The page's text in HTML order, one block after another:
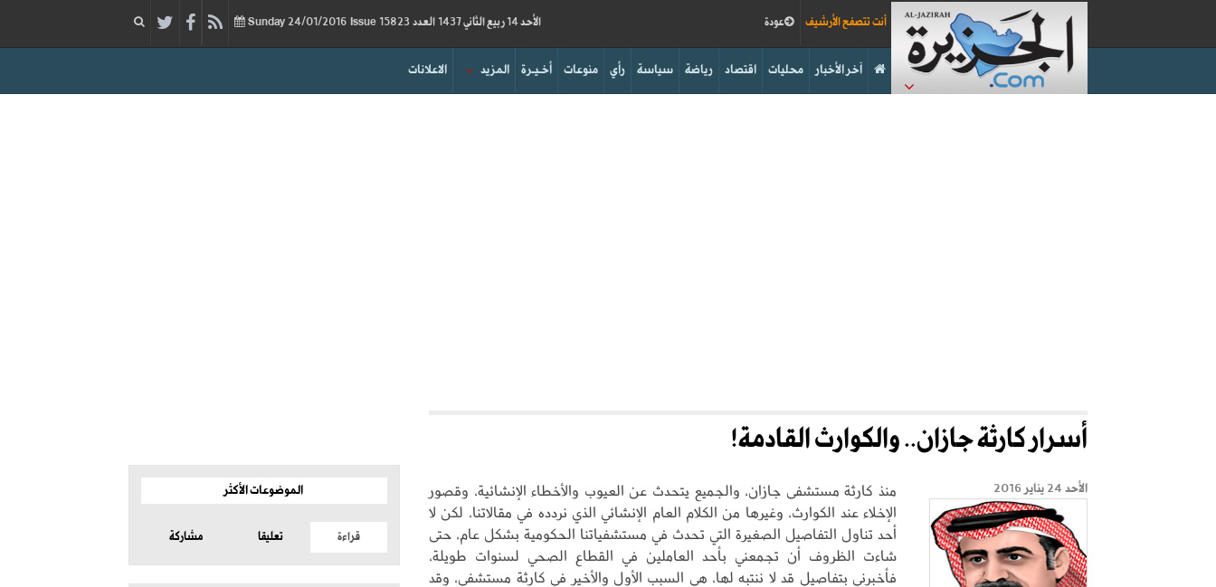
الأحد 14 ربيع الثاني 1437 العدد 15823 24/01/2016 Issue عودة أنت تتصفح الأرشيف
الاعلانات المزيد أخـيـرة منوعات رأي سياسة رياضة اقتصاد محليات آخر الأخبار
أسرار كارثة جازان.. والكوارث القادمة!
الأحد 24 يناير 2016
منذ كارثة مستشفى جازان، والجميع يتحدث عن العيوب والأخطاء الإنشائية، وقصور
الإخلاء عند الكوارث، وغيرها من الكلام العام الإنشائي الذي نردده في مقالاتنا، لكن لا
أحد تناول التفاصيل الصغيرة التي تحدث في مستشفياتنا الحكومية بشكل عام، حتى
شاءت الظروف أن تجمعني بأحد العاملين في القطاع الصحي لسنوات طويلة،
فأخبرني بتفاصيل قد لا ننتبه لها، هي السبب الأول والأخير في كارثة مستشفى، وقد
الموضوعات الأكثر
قراءة تعليقا مشاركة